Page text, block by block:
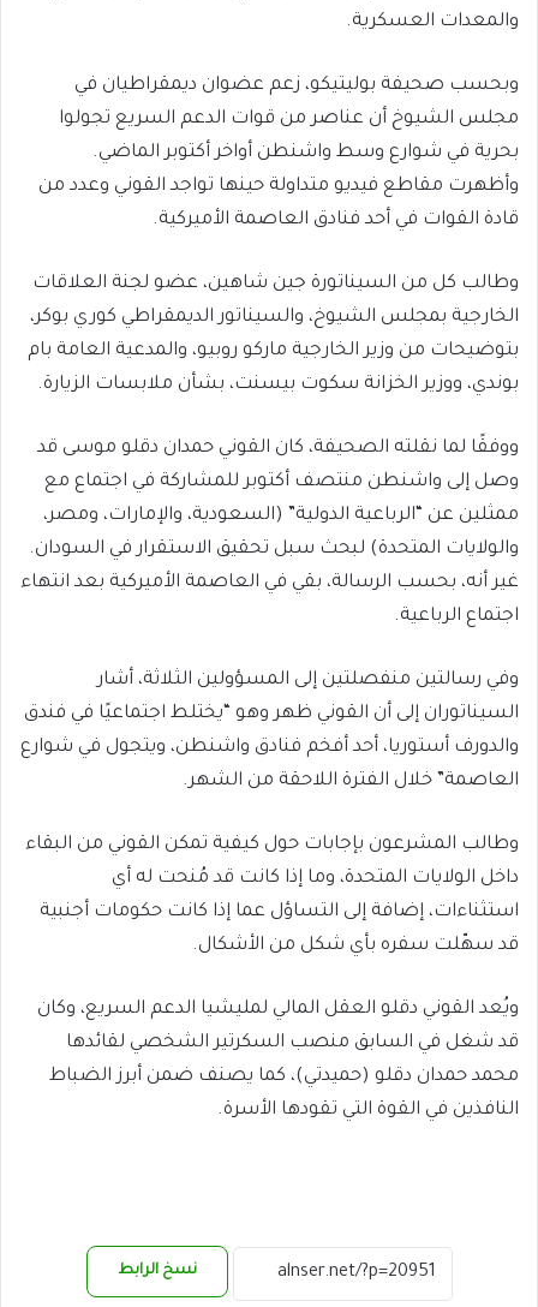
والمعدات العسكرية.
وبحسب صحيفة بوليتيكو، زعم عضوان ديمقراطيان في
مجلس الشيوخ أن عناصر من قوات الدعم السريع تجولوا
بحرية في شوارع وسط واشنطن أواخر أكتوبر الماضي.
وأظهرت مقاطع فيديو متداولة حينها تواجد القوني وعدد من
قادة القوات في أحد فنادق العاصمة الأميركية.
وطالب كل من السيناتورة جين شاهين، عضو لجنة العلاقات
الخارجية بمجلس الشيوخ، والسيناتور الديمقراطي كوري بوكر،
بتوضيحات من وزير الخارجية ماركو روبيو، والمدعية العامة بام
بوندي، ووزير الخزانة سكوت بيسنت، بشأن ملابسات الزيارة.
ووفقًا لما نقلته الصحيفة، كان القوني حمدان دقلو موسى قد
وصل إلى واشنطن منتصف أكتوبر للمشاركة في اجتماع مع
ممثلين عن “الرباعية الدولية” (السعودية، والإمارات، ومصر،
والولايات المتحدة) لبحث سبل تحقيق الاستقرار في السودان.
غير أنه، بحسب الرسالة، بقي في العاصمة الأميركية بعد انتهاء
اجتماع الرباعية.
وفي رسالتين منفصلتين إلى المسؤولين الثلاثة، أشار
السيناتوران إلى أن القوني ظهر وهو “يختلط اجتماعيًا في فندق
والدورف أستوريا، أحد أفخم فنادق واشنطن، ويتجول في شوارع
العاصمة” خلال الفترة اللاحقة من الشهر.
وطالب المشرعون بإجابات حول كيفية تمكن القوني من البقاء
داخل الولايات المتحدة، وما إذا كانت قد مُنحت له أي
استثناءات، إضافة إلى التساؤل عما إذا كانت حكومات أجنبية
قد سهّلت سفره بأي شكل من الأشكال.
ويُعد القوني دقلو العقل المالي لمليشيا الدعم السريع، وكان
قد شغل في السابق منصب السكرتير الشخصي لقائدها
محمد حمدان دقلو (حميدتي)، كما يصنف ضمن أبرز الضباط
النافذين في القوة التي تقودها الأسرة.
نسخ الرابط